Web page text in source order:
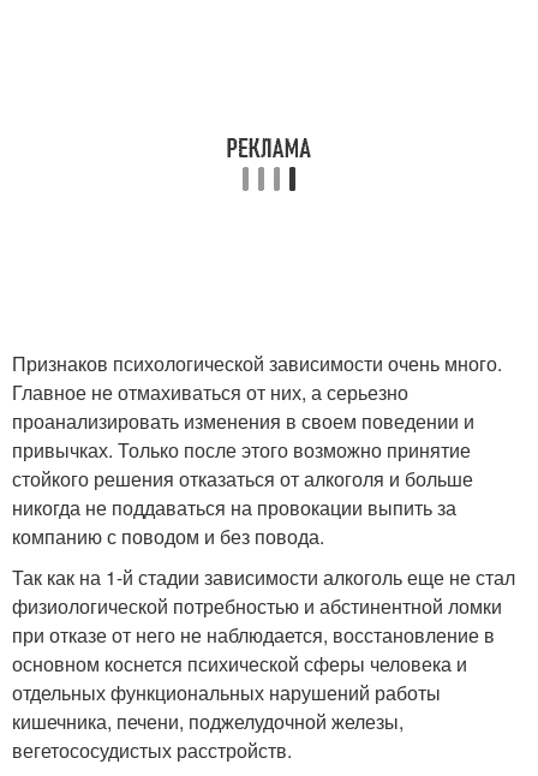
Признаков психологической зависимости очень много.
Главное не отмахиваться от них, а серьезно
проанализировать изменения в своем поведении и
привычках. Только после этого возможно принятие
стойкого решения отказаться от алкоголя и больше
никогда не поддаваться на провокации выпить за
компанию с поводом и без повода.
Так как на 1-й стадии зависимости алкоголь еще не стал
физиологической потребностью и абстинентной ломки
при отказе от него не наблюдается, восстановление в
основном коснется психической сферы человека и
отдельных функциональных нарушений работы
кишечника, печени, поджелудочной железы,
вегетососудистых расстройств.